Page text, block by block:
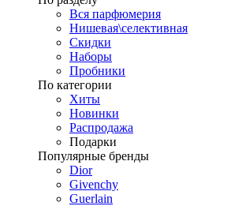
Вся парфюмерия
Нишевая\селективная
Скидки
Наборы
Пробники
По категории
Хиты
Новинки
Распродажа
Подарки
Популярные бренды
Dior
Givenchy
Guerlain